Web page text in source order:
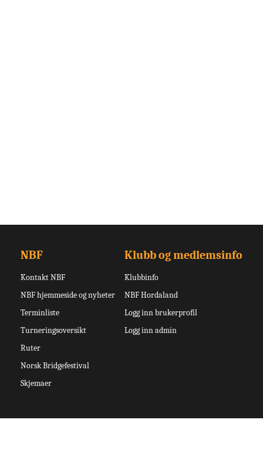
NBF
Kontakt NBF
NBF hjemmeside og nyheter
Terminliste
Turneringsoversikt
Ruter
Norsk Bridgefestival
Skjemaer
Klubb og medlemsinfo
Klubbinfo
NBF Hordaland
Logg inn brukerprofil
Logg inn admin